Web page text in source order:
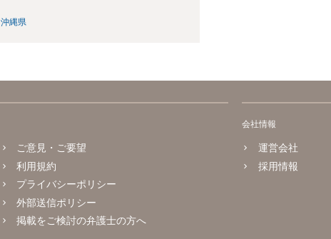
沖縄県
ご意見・ご要望
利用規約
プライバシーポリシー
外部送信ポリシー
掲載をご検討の弁護士の方へ
会社情報
運営会社
採用情報